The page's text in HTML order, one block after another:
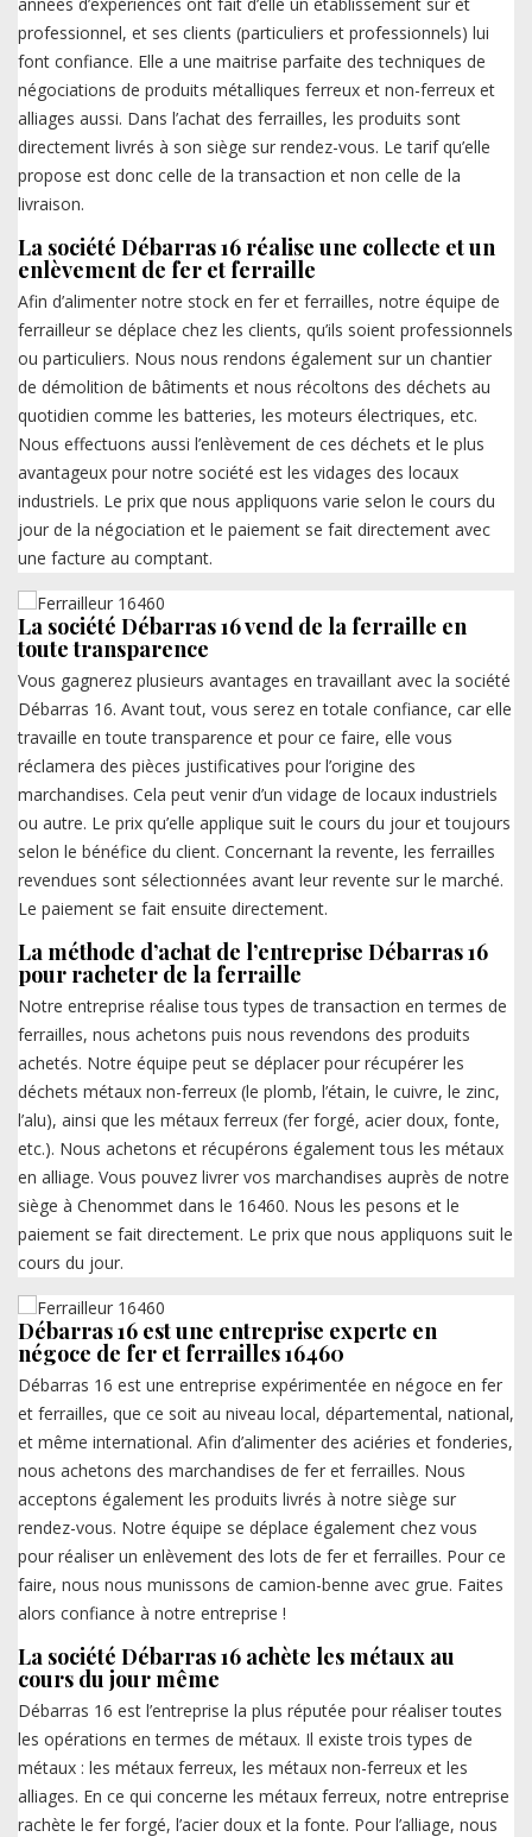
professionnel, et ses clients (particuliers et professionnels) lui
font confiance. Elle a une maitrise parfaite des techniques de
négociations de produits métalliques ferreux et non-ferreux et
alliages aussi. Dans l’achat des ferrailles, les produits sont
directement livrés à son siège sur rendez-vous. Le tarif qu’elle
propose est donc celle de la transaction et non celle de la
livraison.
La société Débarras 16 réalise une collecte et un
enlèvement de fer et ferraille
Afin d’alimenter notre stock en fer et ferrailles, notre équipe de
ferrailleur se déplace chez les clients, qu’ils soient professionnels
ou particuliers. Nous nous rendons également sur un chantier
de démolition de bâtiments et nous récoltons des déchets au
quotidien comme les batteries, les moteurs électriques, etc.
Nous effectuons aussi l’enlèvement de ces déchets et le plus
avantageux pour notre société est les vidages des locaux
industriels. Le prix que nous appliquons varie selon le cours du
jour de la négociation et le paiement se fait directement avec
une facture au comptant.
La société Débarras 16 vend de la ferraille en
toute transparence
Vous gagnerez plusieurs avantages en travaillant avec la société
Débarras 16. Avant tout, vous serez en totale confiance, car elle
travaille en toute transparence et pour ce faire, elle vous
réclamera des pièces justificatives pour l’origine des
marchandises. Cela peut venir d’un vidage de locaux industriels
ou autre. Le prix qu’elle applique suit le cours du jour et toujours
selon le bénéfice du client. Concernant la revente, les ferrailles
revendues sont sélectionnées avant leur revente sur le marché.
Le paiement se fait ensuite directement.
La méthode d’achat de l’entreprise Débarras 16
pour racheter de la ferraille
Notre entreprise réalise tous types de transaction en termes de
ferrailles, nous achetons puis nous revendons des produits
achetés. Notre équipe peut se déplacer pour récupérer les
déchets métaux non-ferreux (le plomb, l’étain, le cuivre, le zinc,
l’alu), ainsi que les métaux ferreux (fer forgé, acier doux, fonte,
etc.). Nous achetons et récupérons également tous les métaux
en alliage. Vous pouvez livrer vos marchandises auprès de notre
siège à Chenommet dans le 16460. Nous les pesons et le
paiement se fait directement. Le prix que nous appliquons suit le
cours du jour.
Débarras 16 est une entreprise experte en
négoce de fer et ferrailles 16460
Débarras 16 est une entreprise expérimentée en négoce en fer
et ferrailles, que ce soit au niveau local, départemental, national,
et même international. Afin d’alimenter des aciéries et fonderies,
nous achetons des marchandises de fer et ferrailles. Nous
acceptons également les produits livrés à notre siège sur
rendez-vous. Notre équipe se déplace également chez vous
pour réaliser un enlèvement des lots de fer et ferrailles. Pour ce
faire, nous nous munissons de camion-benne avec grue. Faites
alors confiance à notre entreprise !
La société Débarras 16 achète les métaux au
cours du jour même
Débarras 16 est l’entreprise la plus réputée pour réaliser toutes
les opérations en termes de métaux. Il existe trois types de
métaux : les métaux ferreux, les métaux non-ferreux et les
alliages. En ce qui concerne les métaux ferreux, notre entreprise
rachète le fer forgé, l’acier doux et la fonte. Pour l’alliage, nous